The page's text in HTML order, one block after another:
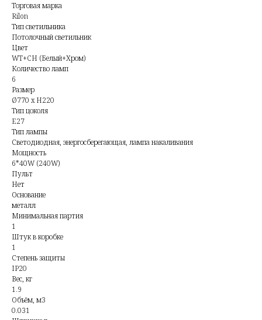
Торговая марка
Rilon
Тип светильника
Потолочный светильник
Цвет
WT+CH (Белый+Хром)
Количество ламп
6
Размер
Ø770 x H220
Тип цоколя
E27
Тип лампы
Светодиодная, энергосберегающая, лампа накаливания
Мощность
6*40W (240W)
Пульт
Нет
Основание
металл
Минимальная партия
1
Штук в коробке
1
Степень защиты
IP20
Вес, кг
1.9
Объём, м3
0.031